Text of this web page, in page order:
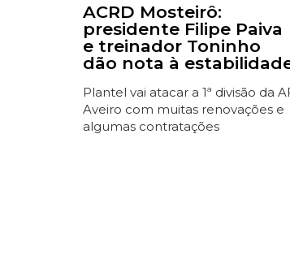
ACRD Mosteirô:
presidente Filipe Paiva
e treinador Toninho
dão nota à
Plantel vai atacar a 1ª divisão da
Aveiro com muitas renovações e
algumas contratações